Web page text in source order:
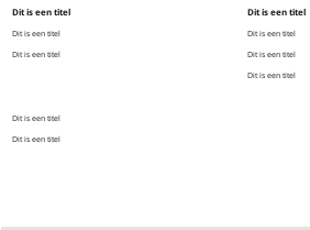
Dit is een titel
Dit is een titel
Dit is een titel
Dit is een titel
Dit is een titel
Dit is een titel
Dit is een titel
Dit is een titel
Dit is een titel